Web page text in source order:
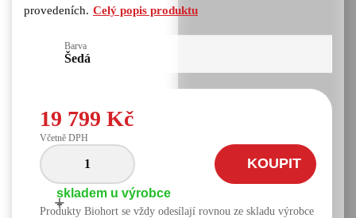
provedeních. Celý popis produktu
Barva
Šedá
19 799 Kč
Včetně DPH
-
+
KOUPIT
skladem u výrobce
Produkty Biohort se vždy odesílají rovnou ze skladu výrobce